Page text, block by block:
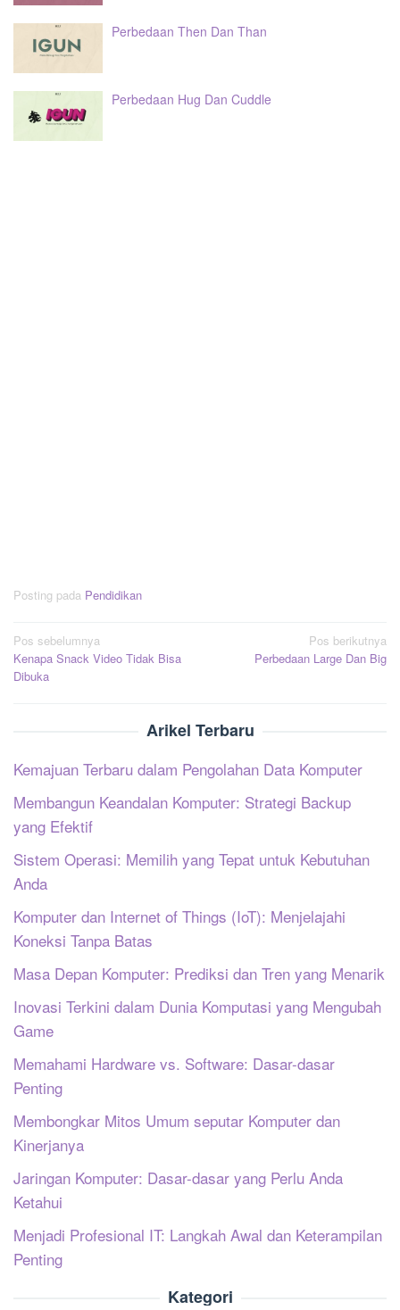
Perbedaan Then Dan Than
Perbedaan Hug Dan Cuddle
Posting pada Pendidikan
Navigasi
pos
Pos sebelumnya
Kenapa Snack Video Tidak Bisa
Dibuka
Pos berikutnya
Perbedaan Large Dan Big
Arikel Terbaru
Kemajuan Terbaru dalam Pengolahan Data Komputer
Membangun Keandalan Komputer: Strategi Backup
yang Efektif
Sistem Operasi: Memilih yang Tepat untuk Kebutuhan
Anda
Komputer dan Internet of Things (IoT): Menjelajahi
Koneksi Tanpa Batas
Masa Depan Komputer: Prediksi dan Tren yang Menarik
Inovasi Terkini dalam Dunia Komputasi yang Mengubah
Game
Memahami Hardware vs. Software: Dasar-dasar
Penting
Membongkar Mitos Umum seputar Komputer dan
Kinerjanya
Jaringan Komputer: Dasar-dasar yang Perlu Anda
Ketahui
Menjadi Profesional IT: Langkah Awal dan Keterampilan
Penting
Kategori